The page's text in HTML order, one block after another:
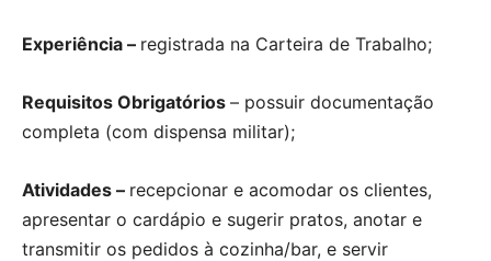
Experiência – registrada na Carteira de Trabalho;
Requisitos Obrigatórios – possuir documentação
completa (com dispensa militar);
Atividades – recepcionar e acomodar os clientes,
apresentar o cardápio e sugerir pratos, anotar e
transmitir os pedidos à cozinha/bar, e servir